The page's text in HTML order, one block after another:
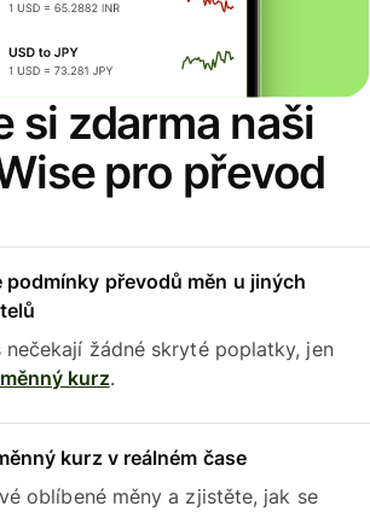
si zdarma naši
pro převod
podmínky převodů měn u jiných
nečekají žádné skryté poplatky, jen
kurz.
kurz v reálném čase
oblíbené měny a zjistěte, jak se